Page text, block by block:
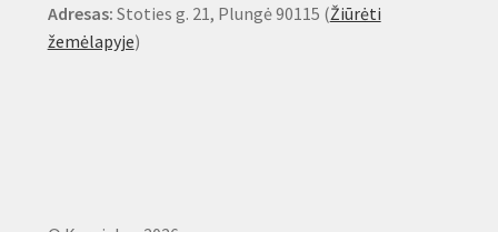
Adresas: Stoties g. 21, Plungė 90115 (Žiūrėti
žemėlapyje)